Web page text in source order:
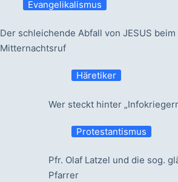
Evangelikalismus
Der schleichende Abfall von JESUS beim
Mitternachtsruf
Häretiker
Wer steckt hinter
Protestantismus
Pfr. Olaf Latzel und die sog.
Pfarrer